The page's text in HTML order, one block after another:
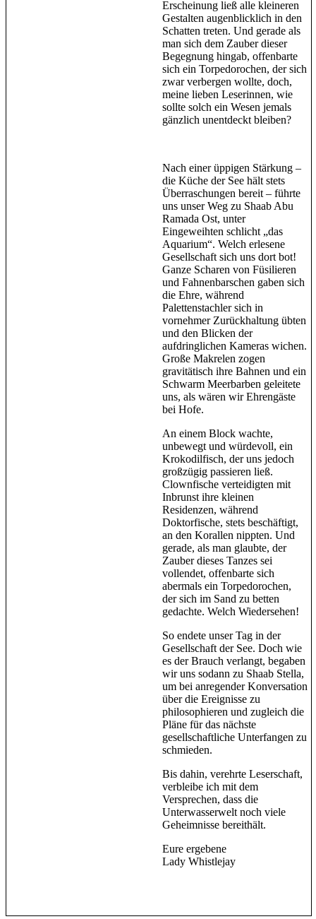
Erscheinung ließ alle kleineren
Gestalten augenblicklich in den
Schatten treten. Und gerade als
man sich dem Zauber dieser
Begegnung hingab, offenbarte
sich ein Torpedorochen, der sich
zwar verbergen wollte, doch,
meine lieben Leserinnen, wie
sollte solch ein Wesen jemals
gänzlich unentdeckt bleiben?
Nach einer üppigen Stärkung –
die Küche der See hält stets
Überraschungen bereit – führte
uns unser Weg zu Shaab Abu
Ramada Ost, unter
Eingeweihten schlicht „das
Aquarium“. Welch erlesene
Gesellschaft sich uns dort bot!
Ganze Scharen von Füsilieren
und Fahnenbarschen gaben sich
die Ehre, während
Palettenstachler sich in
vornehmer Zurückhaltung übten
und den Blicken der
aufdringlichen Kameras wichen.
Große Makrelen zogen
gravitätisch ihre Bahnen und ein
Schwarm Meerbarben geleitete
uns, als wären wir Ehrengäste
bei Hofe.
An einem Block wachte,
unbewegt und würdevoll, ein
Krokodilfisch, der uns jedoch
großzügig passieren ließ.
Clownfische verteidigten mit
Inbrunst ihre kleinen
Residenzen, während
Doktorfische, stets beschäftigt,
an den Korallen nippten. Und
gerade, als man glaubte, der
Zauber dieses Tanzes sei
vollendet, offenbarte sich
abermals ein Torpedorochen,
der sich im Sand zu betten
gedachte. Welch Wiedersehen!
So endete unser Tag in der
Gesellschaft der See. Doch wie
es der Brauch verlangt, begaben
wir uns sodann zu Shaab Stella,
um bei anregender Konversation
über die Ereignisse zu
philosophieren und zugleich die
Pläne für das nächste
gesellschaftliche Unterfangen zu
schmieden.
Bis dahin, verehrte Leserschaft,
verbleibe ich mit dem
Versprechen, dass die
Unterwasserwelt noch viele
Geheimnisse bereithält.
Eure ergebene
Lady Whistlejay